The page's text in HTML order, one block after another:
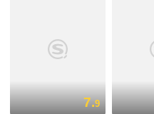
7.9